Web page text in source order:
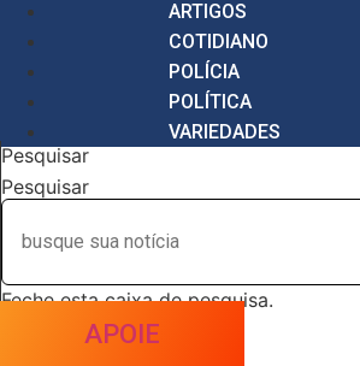
ARTIGOS
COTIDIANO
POLÍCIA
POLÍTICA
VARIEDADES
Pesquisar
Pesquisar
Feche esta caixa de pesquisa.
APOIE